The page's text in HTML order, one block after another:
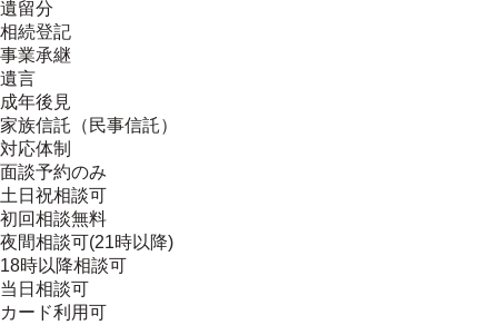
遺留分
相続登記
事業承継
遺言
成年後見
家族信託（民事信託）
対応体制
面談予約のみ
土日祝相談可
初回相談無料
夜間相談可(21時以降)
18時以降相談可
当日相談可
カード利用可